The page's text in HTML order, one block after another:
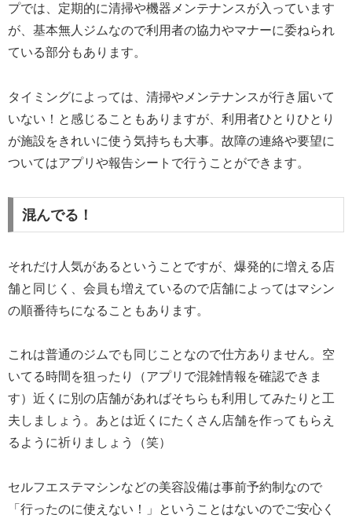
プでは、定期的に清掃や機器メンテナンスが入っています
が、基本無人ジムなので利用者の協力やマナーに委ねられ
ている部分もあります。
タイミングによっては、清掃やメンテナンスが行き届いて
いない！と感じることもありますが、利用者ひとりひとり
が施設をきれいに使う気持ちも大事。故障の連絡や要望に
ついてはアプリや報告シートで行うことができます。
混んでる！
それだけ人気があるということですが、爆発的に増える店
舗と同じく、会員も増えているので店舗によってはマシン
の順番待ちになることもあります。
これは普通のジムでも同じことなので仕方ありません。空
いてる時間を狙ったり（アプリで混雑情報を確認できま
す）近くに別の店舗があればそちらも利用してみたりと工
夫しましょう。あとは近くにたくさん店舗を作ってもらえ
るように祈りましょう（笑）
セルフエステマシンなどの美容設備は事前予約制なので
「行ったのに使えない！」ということはないのでご安心く